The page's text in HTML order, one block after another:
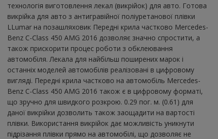
технологія виготовлення лекал (викрійок) для авто. Готова
викрійка для авто з антигравійної поліуретанової плівки
LLumar на позашляховик Передні крила частково Mercedes-
Benz C-Class 450 AMG 2016 дозволяє значно спростити, а
також прискорити процес роботи з обклеювання
автомобіля. Лекала для найбільш поширених марок і
останніх моделей автомобілів реалізовані в цифровому
вигляді. Передні крила частково на автомобіль Mercedes-
Benz C-Class 450 AMG 2016 також є в цифровому форматі,
що зручно для швидкого розкрою. 0.29 пог. м. (0.61) для
даної викрійки дозволить також заощадити на вартості
плівки. Використання викрійок дає можливість уникнути
підрізання плівки прямо на автомобілі, що дозволяє не